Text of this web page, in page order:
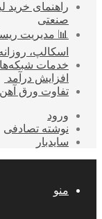
راهنمای خرید
صنعتی
📊 مدیریت
اسکالپ،
افزایش درآمد
تفاوت ورق
ورود
نوشته تصادفی
سایدبار
منو